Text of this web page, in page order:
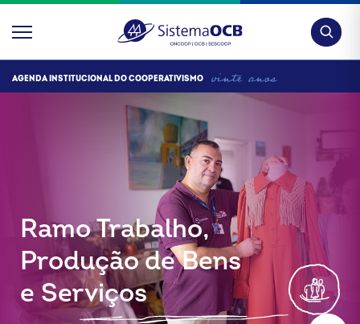
AGENDA INSTITUCIONAL DO COOPERATIVISMO
Ramo Trabalho,
Produção de Bens
e Serviços